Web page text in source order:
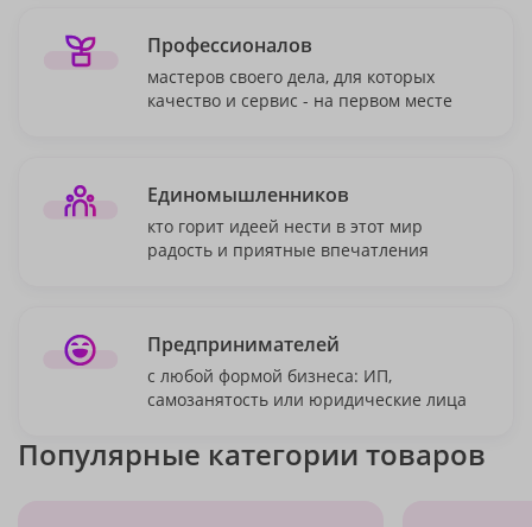
Профессионалов
мастеров своего дела, для которых
качество и сервис - на первом месте
Единомышленников
кто горит идеей нести в этот мир
радость и приятные впечатления
Предпринимателей
с любой формой бизнеса: ИП,
самозанятость или юридические лица
Популярные категории товаров